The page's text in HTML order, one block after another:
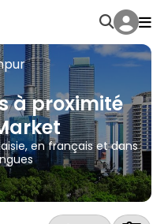
à proximité
en français et dans